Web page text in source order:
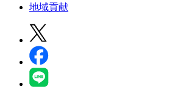
地域貢献